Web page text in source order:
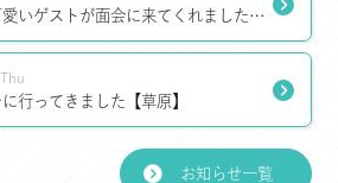
愛いゲストが面会に来てくれました。
行ってきました【草原】
お知らせ一覧